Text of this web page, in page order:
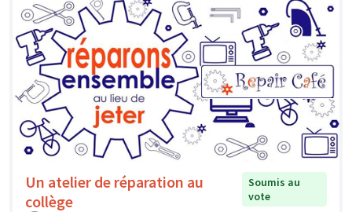
Un atelier de réparation au
collège
Soumis au
vote